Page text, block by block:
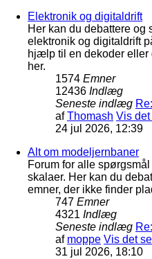
Elektronik og digitaldrift
Her kan du debattere og
elektronik og digitaldrift
hjælp til en dekoder eller
her.
1574 Emner
12436 Indlæg
Seneste indlæg
afThomash Vis
24 jul 2026, 12:39
Alt om modeljernbaner
Forum for alle
skalaer. Her kan du
emner, der ikke finder
747 Emner
4321 Indlæg
Seneste indlæg
af moppe Vis det
31 jul 2026, 18:10